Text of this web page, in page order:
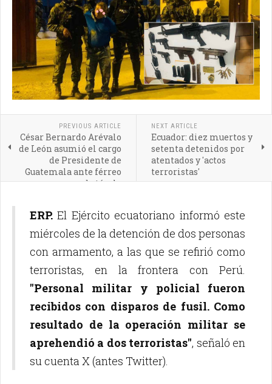
PREVIOUS ARTICLE
César Bernardo Arévalo
de León asumió el cargo
de Presidente de
Guatemala ante férreo
obstáculo
NEXT ARTICLE
Ecuador: diez muertos y
setenta detenidos por
atentados y 'actos
terroristas'
ERP. El Ejército ecuatoriano informó este
miércoles de la detención de dos personas
con armamento, a las que se refirió como
terroristas, en la frontera con Perú.
"Personal militar y policial fueron
recibidos con disparos de fusil. Como
resultado de la operación militar se
aprehendió a dos terroristas", señaló en
su cuenta X (antes Twitter).